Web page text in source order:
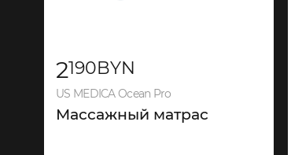
2190BYN
US MEDICA Ocean Pro
Массажный матрас